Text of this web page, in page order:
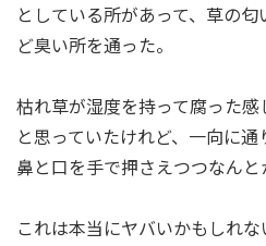
としている所があって、草の
ど臭い所を通った。
枯れ草が湿度を持って腐った
と思っていたけれど、一向に通
鼻と口を手で押さえつつなんと
これは本当にヤバいかもしれ